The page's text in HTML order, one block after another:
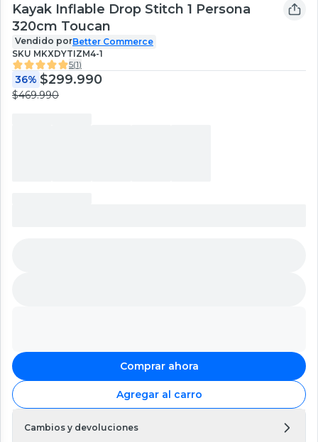
Kayak Inflable Drop Stitch 1 Persona
320cm Toucan
Vendido porBetter Commerce
SKU MKXDYTIZM4-1
5(1)
36% $299.990
$469.990
Comprar ahora
Agregar al carro
Cambios y devoluciones